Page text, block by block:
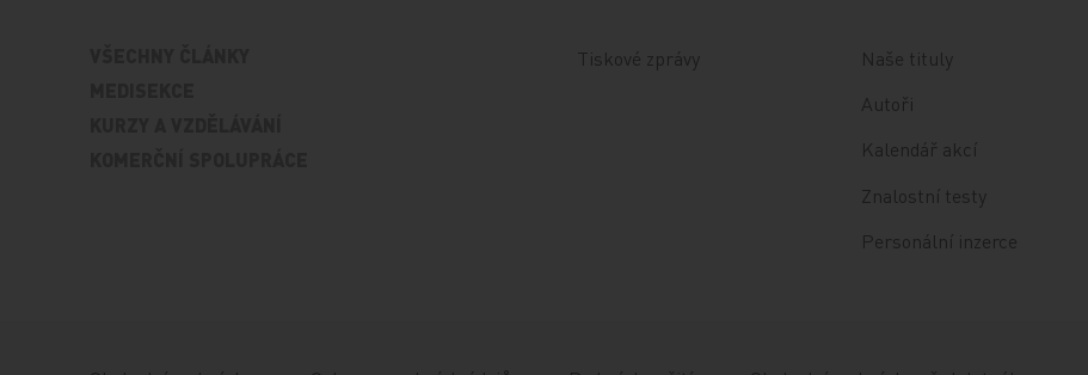
Tiskové zprávy
Naše tituly
Autoři
Kalendář akcí
Znalostní testy
Personální inzerce